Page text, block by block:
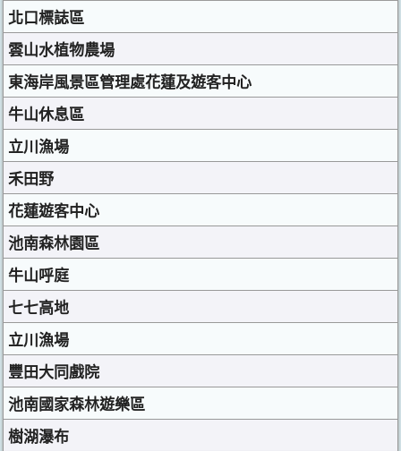
北口標誌區
雲山水植物農場
東海岸風景區管理處花蓮及遊客中心
牛山休息區
立川漁場
禾田野
花蓮遊客中心
池南森林園區
牛山呼庭
七七高地
立川漁場
豐田大同戲院
池南國家森林遊樂區
樹湖瀑布